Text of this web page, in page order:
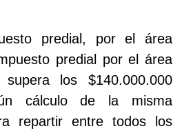
predial, por el área
predial por el área
los $140.000.000
cálculo de la misma
repartir entre todos los